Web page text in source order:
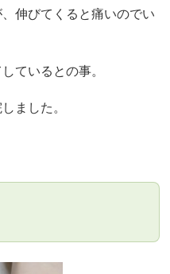
伸びてくると痛いのでい
ているとの事。
ました。